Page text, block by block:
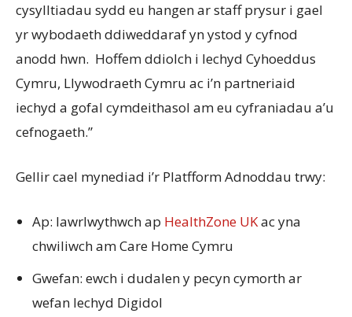
cysylltiadau sydd eu hangen ar staff prysur i gael
yr wybodaeth ddiweddaraf yn ystod y cyfnod
anodd hwn. Hoffem ddiolch i Iechyd Cyhoeddus
Cymru, Llywodraeth Cymru ac i’n partneriaid
iechyd a gofal cymdeithasol am eu cyfraniadau a’u
cefnogaeth.”
Gellir cael mynediad i’r Platfform Adnoddau trwy:
Ap: lawrlwythwch ap HealthZone UKac yna
chwiliwch am Care Home Cymru
Gwefan: ewch i dudalen y pecyn cymorth ar
wefan Iechyd Digidol